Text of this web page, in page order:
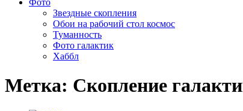
Фото
Звездные скопления
Обои на рабочий стол космос
Туманность
Фото галактик
Хаббл
Метка: Скопление